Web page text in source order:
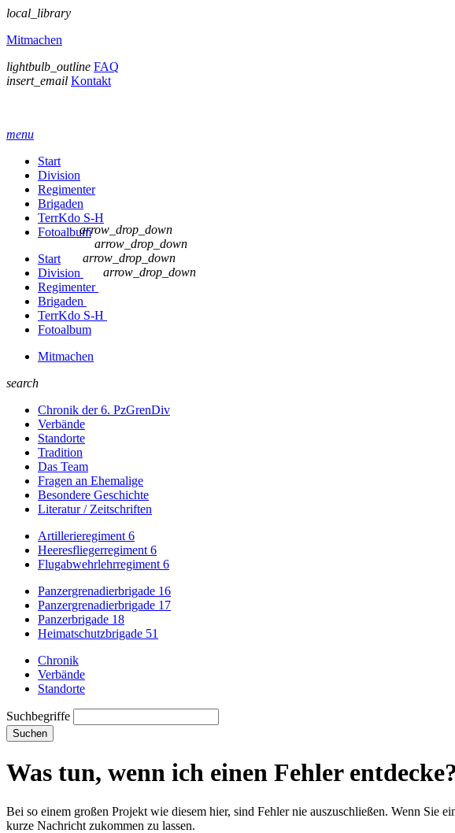
local_library
Mitmachen
lightbulb_outline FAQ
insert_email Kontakt
menu
Start
Division
Regimenter
Brigaden
TerrKdo S-H
Fotoalbum
Start
Division
arrow_drop_down
Regimenter
arrow_drop_down
Brigaden
arrow_drop_down
TerrKdo S-H
arrow_drop_down
Fotoalbum
Mitmachen
search
Chronik der 6. PzGrenDiv
Verbände
Standorte
Tradition
Das Team
Fragen an Ehemalige
Besondere Geschichte
Literatur / Zeitschriften
Artillerieregiment 6
Heeresfliegerregiment 6
Flugabwehrlehrregiment 6
Panzergrenadierbrigade 16
Panzergrenadierbrigade 17
Panzerbrigade 18
Heimatschutzbrigade 51
Chronik
Verbände
Standorte
Suchbegriffe
Suchen
Was tun, wenn ich einen Fehler entdecke?
Bei so einem großen Projekt wie diesem hier, sind Fehler nie auszuschließen. Wenn Sie
kurze Nachricht zukommen zu lassen.